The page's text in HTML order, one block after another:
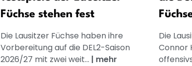
Füchse stehen fest
Die Lausitzer Füchse haben ihre
Vorbereitung auf die DEL2-Saison
2026/27 mit zwei weit... | mehr
Die
Connor